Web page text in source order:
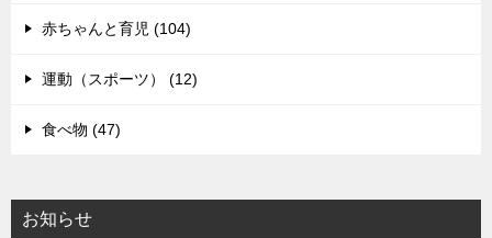
赤ちゃんと育児 (104)
運動（スポーツ） (12)
食べ物 (47)
お知らせ